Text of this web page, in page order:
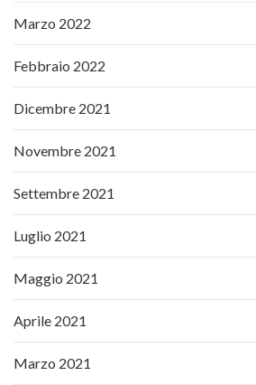
Marzo 2022
Febbraio 2022
Dicembre 2021
Novembre 2021
Settembre 2021
Luglio 2021
Maggio 2021
Aprile 2021
Marzo 2021